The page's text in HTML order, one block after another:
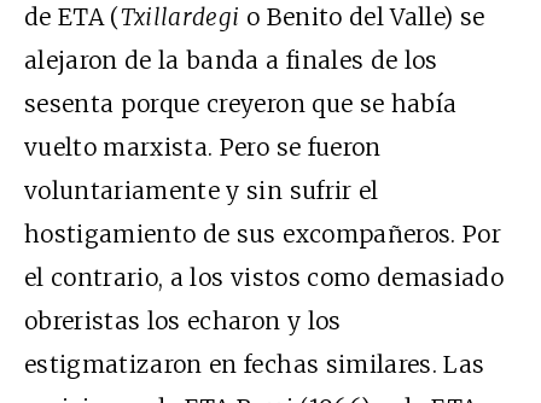
de ETA (Txillardegi o Benito del Valle) se
alejaron de la banda a finales de los
sesenta porque creyeron que se había
vuelto marxista. Pero se fueron
voluntariamente y sin sufrir el
hostigamiento de sus excompañeros. Por
el contrario, a los vistos como demasiado
obreristas los echaron y los
estigmatizaron en fechas similares. Las